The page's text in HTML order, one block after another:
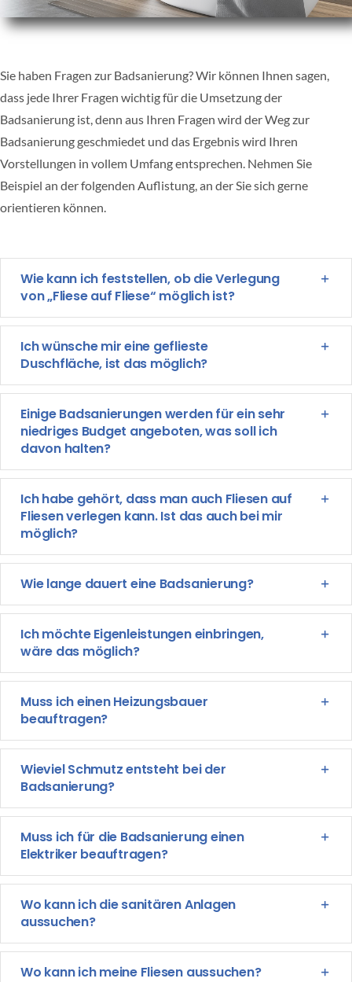
Karriere
Über uns
Kontakt
Sie haben Fragen zur Badsanierung? Wir können Ihnen sagen,
dass jede Ihrer Fragen wichtig für die Umsetzung der
Badsanierung ist, denn aus Ihren Fragen wird der Weg zur
Badsanierung geschmiedet und das Ergebnis wird Ihren
Vorstellungen in vollem Umfang entsprechen. Nehmen Sie
Beispiel an der folgenden Auflistung, an der Sie sich gerne
orientieren können.
Wie kann ich feststellen, ob die Verlegung
von „Fliese auf Fliese“ möglich ist?
Ich wünsche mir eine geflieste
Duschfläche, ist das möglich?
Einige Badsanierungen werden für ein sehr
niedriges Budget angeboten, was soll ich
davon halten?
Ich habe gehört, dass man auch Fliesen auf
Fliesen verlegen kann. Ist das auch bei mir
möglich?
Wie lange dauert eine Badsanierung?
Ich möchte Eigenleistungen einbringen,
wäre das möglich?
Muss ich einen Heizungsbauer
beauftragen?
Wieviel Schmutz entsteht bei der
Badsanierung?
Muss ich für die Badsanierung einen
Elektriker beauftragen?
Wo kann ich die sanitären Anlagen
aussuchen?
Wo kann ich meine Fliesen aussuchen?